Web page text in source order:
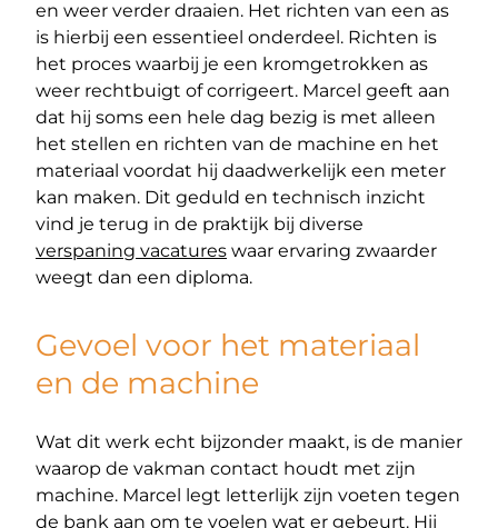
en weer verder draaien. Het richten van een as
is hierbij een essentieel onderdeel. Richten is
het proces waarbij je een kromgetrokken as
weer rechtbuigt of corrigeert. Marcel geeft aan
dat hij soms een hele dag bezig is met alleen
het stellen en richten van de machine en het
materiaal voordat hij daadwerkelijk een meter
kan maken. Dit geduld en technisch inzicht
vind je terug in de praktijk bij diverse
verspaning vacatures waar ervaring zwaarder
weegt dan een diploma.
Gevoel voor het materiaal
en de machine
Wat dit werk echt bijzonder maakt, is de manier
waarop de vakman contact houdt met zijn
machine. Marcel legt letterlijk zijn voeten tegen
de bank aan om te voelen wat er gebeurt. Hij